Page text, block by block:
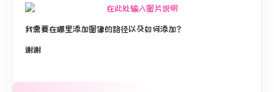
我需要在哪里添加图像的路径以及如何添加？
谢谢